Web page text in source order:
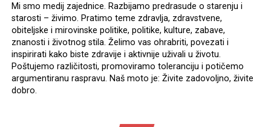
Mi smo medij zajednice. Razbijamo predrasude o starenju i
starosti – živimo. Pratimo teme zdravlja, zdravstvene,
obiteljske i mirovinske politike, politike, kulture, zabave,
znanosti i životnog stila. Želimo vas ohrabriti, povezati i
inspirirati kako biste zdravije i aktivnije uživali u životu.
Poštujemo različitosti, promoviramo toleranciju i potičemo
argumentiranu raspravu. Naš moto je: Živite zadovoljno, živite
dobro.